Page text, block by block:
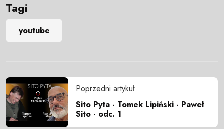
Tagi
youtube
Poprzedni artykuł
Sito Pyta - Tomek Lipiński - Paweł
Sito - odc. 1